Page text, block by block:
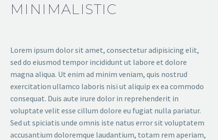
MINIMALISTIC
Lorem ipsum dolor sit amet, consectetur adipisicing elit,
sed do eiusmod tempor incididunt ut labore et dolore
magna aliqua. Ut enim ad minim veniam, quis nostrud
exercitation ullamco laboris nisi ut aliquip ex ea commodo
consequat. Duis aute irure dolor in reprehenderit in
voluptate velit esse cillum dolore eu fugiat nulla pariatur.
Sed ut spiciatis unde omnis iste natus error sit voluptatem
accusantium doloremque laudantium, totam rem aperiam,